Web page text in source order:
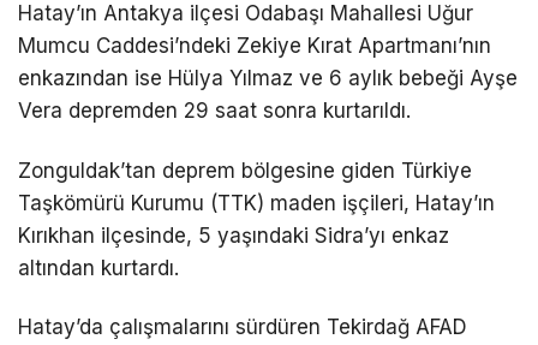
Hatay’ın Antakya ilçesi Odabaşı Mahallesi Uğur
Mumcu Caddesi’ndeki Zekiye Kırat Apartmanı’nın
enkazından ise Hülya Yılmaz ve 6 aylık bebeği Ayşe
Vera depremden 29 saat sonra kurtarıldı.
Zonguldak’tan deprem bölgesine giden Türkiye
Taşkömürü Kurumu (TTK) maden işçileri, Hatay’ın
Kırıkhan ilçesinde, 5 yaşındaki Sidra’yı enkaz
altından kurtardı.
Hatay’da çalışmalarını sürdüren Tekirdağ AFAD